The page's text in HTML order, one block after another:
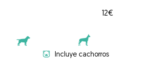
12€
Incluye cachorros